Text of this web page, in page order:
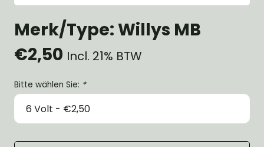
Merk/Type: Willys MB
€2,50 Incl. 21% BTW
Bitte wählen Sie: *